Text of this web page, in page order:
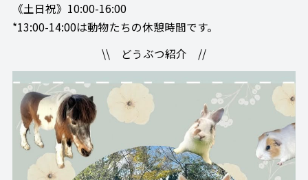
《土日祝》10:00-16:00
*13:00-14:00は動物たちの休憩時間です。
\\ どうぶつ紹介 //